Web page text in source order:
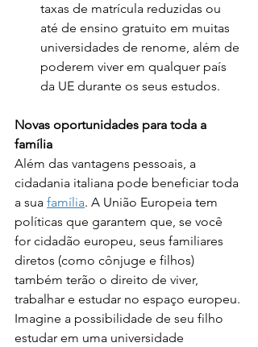
taxas de matrícula reduzidas ou
até de ensino gratuito em muitas
universidades de renome, além de
poderem viver em qualquer país
da UE durante os seus estudos.
Novas oportunidades para toda a
família
Além das vantagens pessoais, a
cidadania italiana pode beneficiar toda
a sua família. A União Europeia tem
políticas que garantem que, se você
for cidadão europeu, seus familiares
diretos (como cônjuge e filhos)
também terão o direito de viver,
trabalhar e estudar no espaço europeu.
Imagine a possibilidade de seu filho
estudar em uma universidade